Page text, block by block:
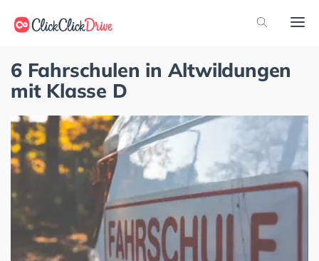
6 Fahrschulen in Altwildungen
mit Klasse D